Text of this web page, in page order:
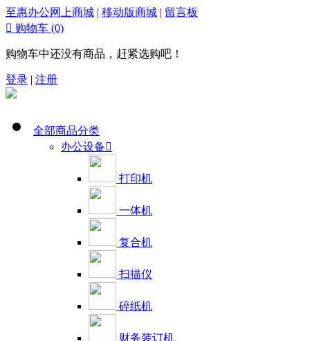
至惠办公网上商城 | 移动版商城 | 留言板
 购物车 (0)
购物车中还没有商品，赶紧选购吧！
登录 | 注册
全部商品分类
办公设备
打印机
一体机
复合机
扫描仪
碎纸机
财务装订机